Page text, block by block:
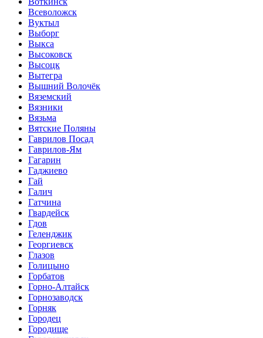
Всеволожск
Вуктыл
Выборг
Выкса
Высоковск
Высоцк
Вытегра
Вышний Волочёк
Вяземский
Вязники
Вязьма
Вятские Поляны
Гаврилов Посад
Гаврилов-Ям
Гагарин
Гаджиево
Гай
Галич
Гатчина
Гвардейск
Гдов
Геленджик
Георгиевск
Глазов
Голицыно
Горбатов
Горно-Алтайск
Горнозаводск
Горняк
Городец
Городище